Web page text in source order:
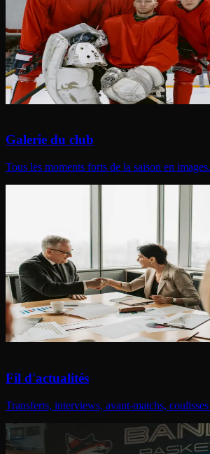
Galerie du club
Tous les moments forts de la saison en
Fil d'actualités
Transferts, interviews, avant-matchs,